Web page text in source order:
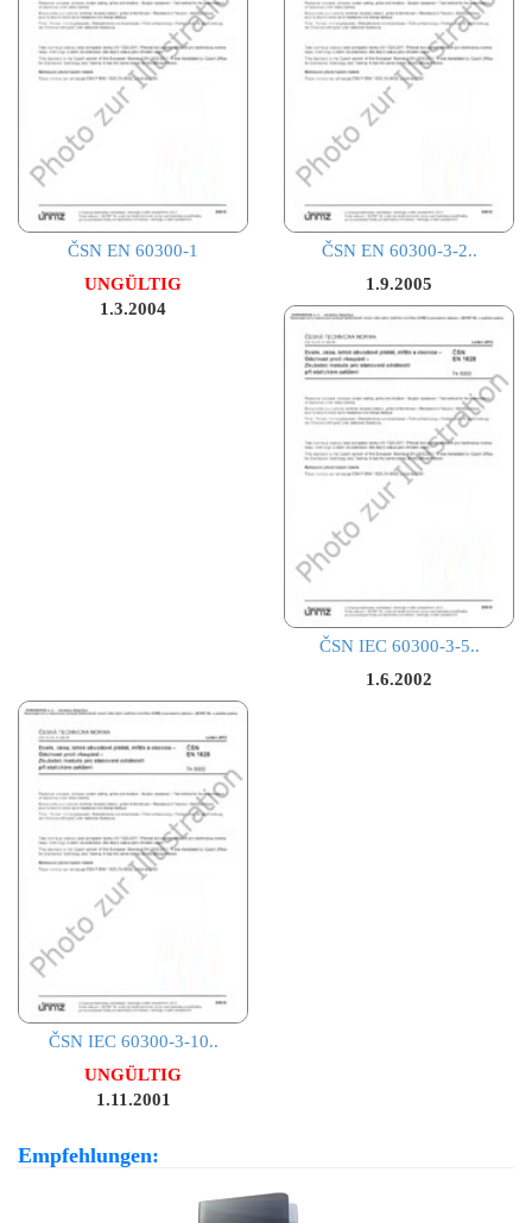
ČSN EN 60300-1
UNGÜLTIG
1.3.2004
ČSN EN 60300-3-2..
1.9.2005
ČSN IEC 60300-3-5..
1.6.2002
ČSN IEC 60300-3-10..
UNGÜLTIG
1.11.2001
Empfehlungen: